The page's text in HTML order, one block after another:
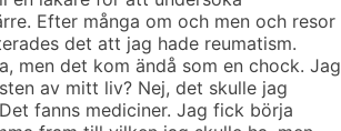
Efter många om och men och resor
det att jag hade reumatism.
men det kom ändå som en chock. Jag
av mitt liv? Nej, det skulle jag
fanns mediciner. Jag fick börja